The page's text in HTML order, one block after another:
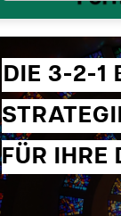
DIE 3-2-1
FÜR IHRE